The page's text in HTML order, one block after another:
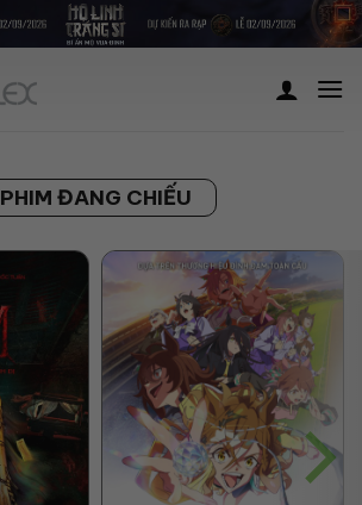
PHIM ĐANG CHIẾU